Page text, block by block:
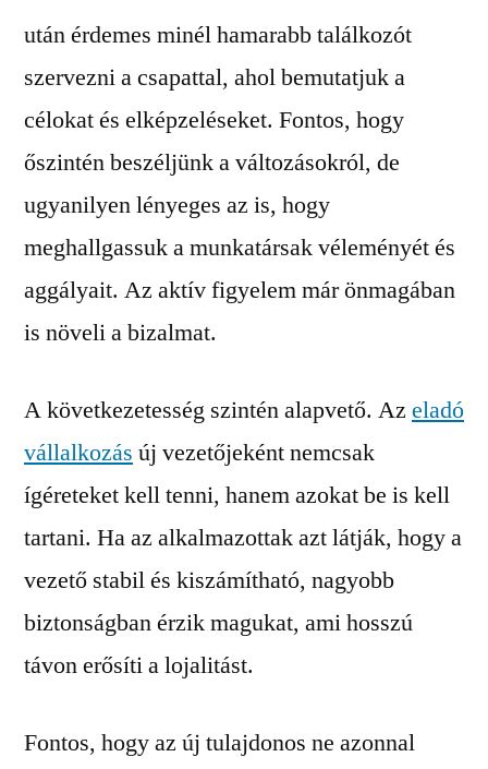
után érdemes minél hamarabb találkozót
szervezni a csapattal, ahol bemutatjuk a
célokat és elképzeléseket. Fontos, hogy
őszintén beszéljünk a változásokról, de
ugyanilyen lényeges az is, hogy
meghallgassuk a munkatársak véleményét és
aggályait. Az aktív figyelem már önmagában
is növeli a bizalmat.
A következetesség szintén alapvető. Az eladó
vállalkozás új vezetőjeként nemcsak
ígéreteket kell tenni, hanem azokat be is kell
tartani. Ha az alkalmazottak azt látják, hogy a
vezető stabil és kiszámítható, nagyobb
biztonságban érzik magukat, ami hosszú
távon erősíti a lojalitást.
Fontos, hogy az új tulajdonos ne azonnal